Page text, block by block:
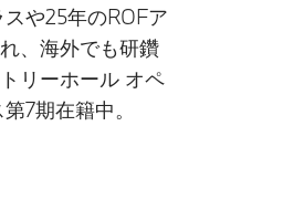
や25年のROFア
、海外でも研鑽
リーホール オペ
7期在籍中。